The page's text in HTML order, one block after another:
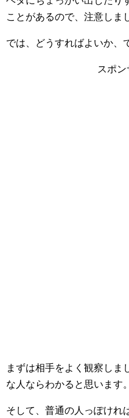
ことがあるので、注意しま
では、どうすればよいか、
スポ
まずは相手をよく観察しま
な人ならわかると思います。
そして、普通の人っぽけれ